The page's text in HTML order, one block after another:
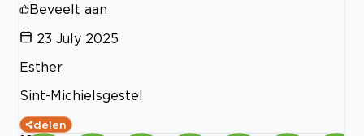
Beveelt aan
23 July 2025
Esther
Sint-Michielsgestel
delen